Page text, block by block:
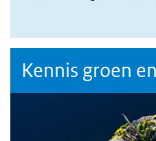
Kennis groen